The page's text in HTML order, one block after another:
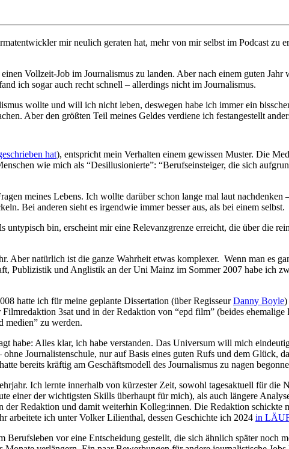
mir neulich geraten hat, mehr von mir selbst im Podcast zu
Vollzeit-Job im Journalismus zu landen. Aber nach einem guten
ich sogar auch recht schnell – allerdings nicht im Journalismus.
wollte und will ich nicht leben, deswegen habe ich immer ein
Aber den größten Teil meines Geldes verdiene ich festangestellt
hat), entspricht mein Verhalten einem gewissen Muster. Die
wie mich als “Desillusionierte”: “Berufseinsteiger, die sich
meines Lebens. Ich wollte darüber schon lange mal laut
Bei anderen sieht es irgendwie immer besser aus, als bei einem selbst.
bin, erscheint mir eine Relevanzgrenze erreicht, die über die
Aber natürlich ist die ganze Wahrheit etwas komplexer. Wenn man es
Publizistik und Anglistik an der Uni Mainz im Sommer 2007 habe ich
hatte ich für meine geplante Dissertation (über RegisseurDanny Boyle)
3sat und in der Redaktion von “epd film” (beides
medien” zu werden.
habe: Alles klar, ich habe verstanden. Das Universum will mich
Journalistenschule, nur auf Basis eines guten Rufs und dem Glück,
bereits kräftig am Geschäftsmodell des Journalismus zu nagen
Ich lernte innerhalb von kürzester Zeit, sowohl tagesaktuell für die
einer der wichtigsten Skills überhaupt für mich), als auch längere
der Redaktion und damit weiterhin Kolleg:innen. Die Redaktion
arbeitete ich unter Volker Lilienthal, dessen Geschichte ich 2024 in
Berufsleben vor eine Entscheidung gestellt, die sich ähnlich später noch